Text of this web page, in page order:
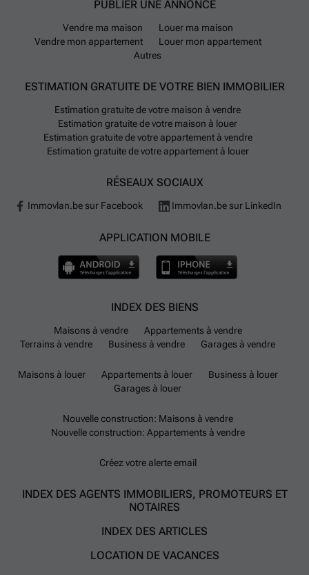
PUBLIER UNE ANNONCE
Vendre ma maison
Louer ma maison
Vendre mon appartement
Louer mon appartement
Autres
ESTIMATION GRATUITE DE VOTRE BIEN IMMOBILIER
Estimation gratuite de votre maison à vendre
Estimation gratuite de votre maison à louer
Estimation gratuite de votre appartement à vendre
Estimation gratuite de votre appartement à louer
RÉSEAUX SOCIAUX
Immovlan.be sur Facebook Immovlan.be sur LinkedIn
APPLICATION MOBILE
INDEX DES BIENS
Maisons à vendre
Appartements à vendre
Terrains à vendre
Business à vendre Garages à vendre
Maisons à louer Appartements à louer
Business à louer
Garages à louer
Nouvelle construction: Maisons à vendre
Nouvelle construction: Appartements à vendre
Créez votre alerte email
INDEX DES AGENTS IMMOBILIERS, PROMOTEURS ET
NOTAIRES
INDEX DES ARTICLES
LOCATION DE VACANCES